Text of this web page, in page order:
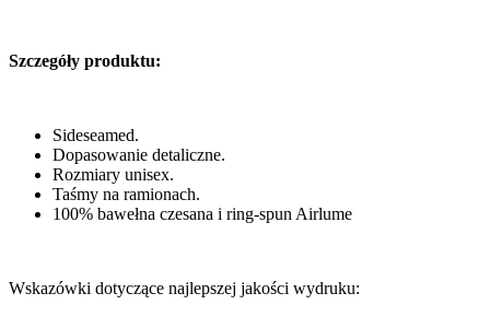
Szczegóły produktu:
Sideseamed.
Dopasowanie detaliczne.
Rozmiary unisex.
Taśmy na ramionach.
100% bawełna czesana i ring-spun Airlume
Wskazówki dotyczące najlepszej jakości wydruku: